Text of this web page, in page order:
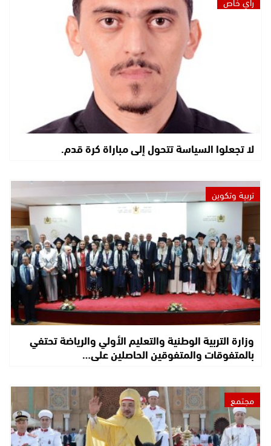
لا تجعلوا السياسة تتحول إلى مباراة كرة قدم.
تربية وتكوين
وزارة التربية الوطنية والتعليم الأولي والرياضة تحتفي
بالمتفوقات والمتفوقين الحاصلين على…
مجتمع